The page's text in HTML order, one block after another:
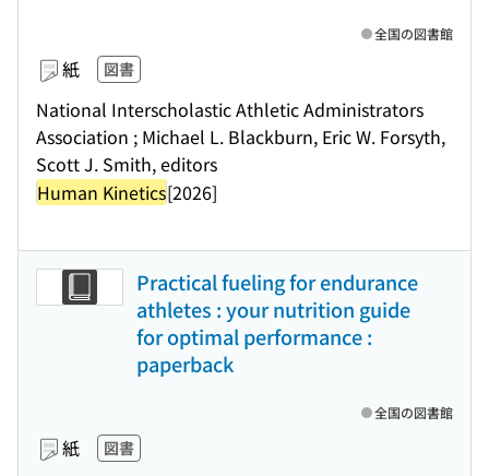
紙 図書
National Interscholastic Athletic Administrators
Association ; Michael L. Blackburn, Eric W. Forsyth,
Scott J. Smith, editors
Human Kinetics[2026]
全国の図書館
Practical fueling for endurance
athletes : your nutrition guide
for optimal performance :
paperback
紙 図書
全国の図書館